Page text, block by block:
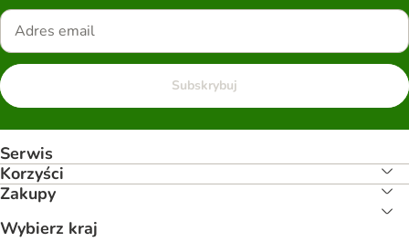
Subskrybuj
Serwis
Korzyści
Zakupy
Wybierz kraj